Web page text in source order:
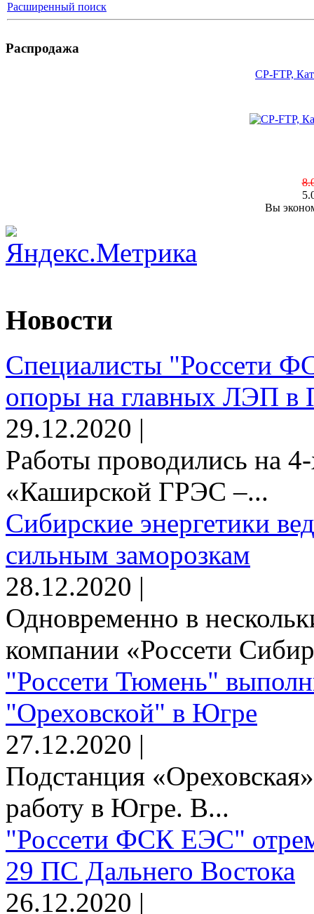
Расширенный поиск
Распродажа
CP-FTP,
Вы
Новости
Специалисты "Россети
опоры на главных ЛЭП в
29.12.2020 |
Работы проводились на
«Каширской ГРЭС –...
Сибирские энергетики
сильным заморозкам
28.12.2020 |
Одновременно в
компании «Россети
"Россети Тюмень"
"Ореховской" в Югре
27.12.2020 |
Подстанция
работу в Югре. В...
"Россети ФСК ЕЭС"
29 ПС Дальнего Востока
26.12.2020 |